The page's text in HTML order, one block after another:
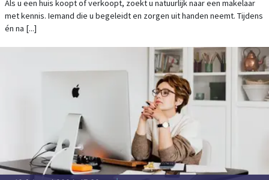
Als u een huis koopt of verkoopt, zoekt u natuurlijk naar een makelaar
met kennis. Iemand die u begeleidt en zorgen uit handen neemt. Tijdens
én na [...]